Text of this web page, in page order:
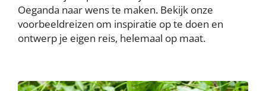
Oeganda naar wens te maken. Bekijk onze
voorbeeldreizen om inspiratie op te doen en
ontwerp je eigen reis, helemaal op maat.